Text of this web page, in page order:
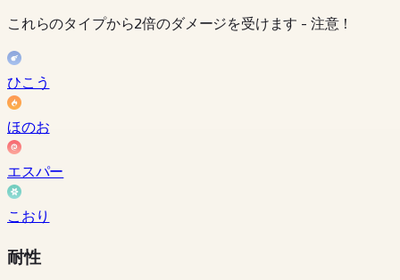
これらのタイプから2倍のダメージを受けます - 注意！
ひこう
ほのお
エスパー
こおり
耐性